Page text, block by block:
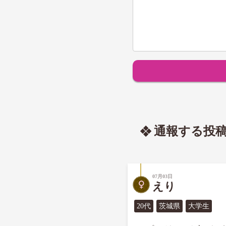
通報する投
07月03日
えり
20代 茨城県 大学生